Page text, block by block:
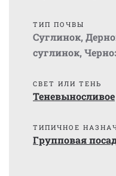
ТИП ПОЧВЫ
Суглинок,
суглинок,
СВЕТ ИЛИ ТЕНЬ
Теневыносливое
ТИПИЧНОЕ
Групповая